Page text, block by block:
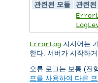
관련된 모듈
관련된
ErrorLog 지시어는
한다. 서버가 시작하
오류 로그는 보통 (전
프를 사용하여 다른